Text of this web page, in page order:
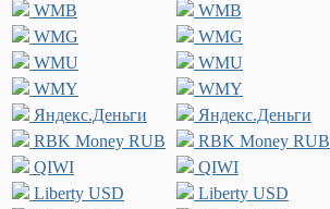
WMB
WMB
WMG
WMG
WMU
WMU
WMY
WMY
Яндекс.Деньги
Яндекс.Деньги
RBK Money RUB
RBK Money RUB
QIWI
QIWI
Liberty USD
Liberty USD